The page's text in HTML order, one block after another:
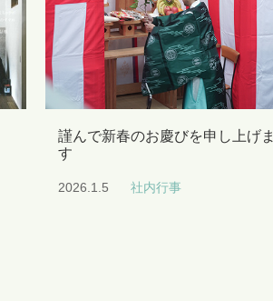
謹んで新春のお慶びを申し上げま
す
2026.1.5 社内行事